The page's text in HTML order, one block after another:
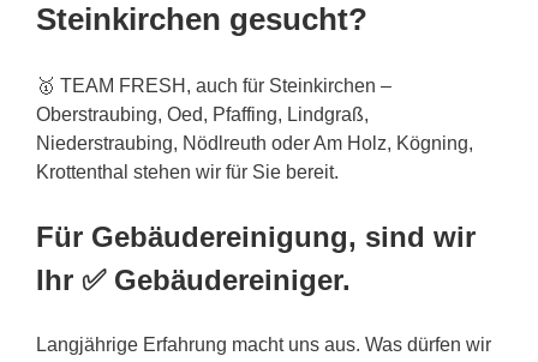
Steinkirchen gesucht?
🥇 TEAM FRESH, auch für Steinkirchen –
Oberstraubing, Oed, Pfaffing, Lindgraß,
Niederstraubing, Nödlreuth oder Am Holz, Kögning,
Krottenthal stehen wir für Sie bereit.
Für Gebäudereinigung, sind wir
Ihr ✅ Gebäudereiniger.
Langjährige Erfahrung macht uns aus. Was dürfen wir